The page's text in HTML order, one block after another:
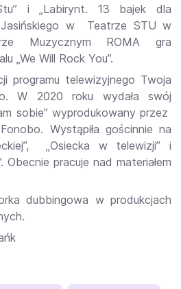
i „Labirynt. 13 bajek dla
w Teatrze STU w
Muzycznym ROMA gra
„We Will Rock You”.
programu telewizyjnego Twoja
W 2020 roku wydała swój
sobie” wyprodukowany przez
Fonobo. Wystąpiła gościnnie na
„Osiecka w telewizji” i
Obecnie pracuje nad materiałem
dubbingowa w produkcjach